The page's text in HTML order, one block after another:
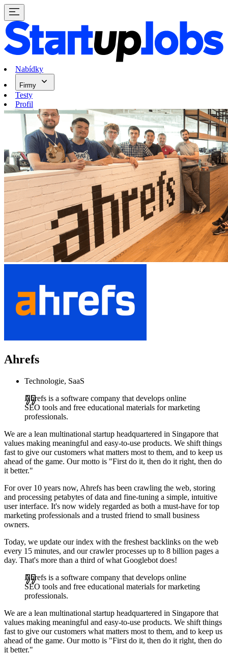
Nabídky
Firmy
Testy
Profil
Ahrefs
Technologie, SaaS
Ahrefs is a software company that develops online
SEO tools and free educational materials for marketing
professionals.
We are a lean multinational startup headquartered in Singapore that
values making meaningful and easy-to-use products. We shift things
fast to give our customers what matters most to them, and to keep us
ahead of the game. Our motto is "First do it, then do it right, then do
it better."
For over 10 years now, Ahrefs has been crawling the web, storing
and processing petabytes of data and fine-tuning a simple, intuitive
user interface. It's now widely regarded as both a must-have for top
marketing professionals and a trusted friend to small business
owners.
Today, we update our index with the freshest backlinks on the web
every 15 minutes, and our crawler processes up to 8 billion pages a
day. That's more than a third of what Googlebot does!
Ahrefs is a software company that develops online
SEO tools and free educational materials for marketing
professionals.
We are a lean multinational startup headquartered in Singapore that
values making meaningful and easy-to-use products. We shift things
fast to give our customers what matters most to them, and to keep us
ahead of the game. Our motto is "First do it, then do it right, then do
it better."